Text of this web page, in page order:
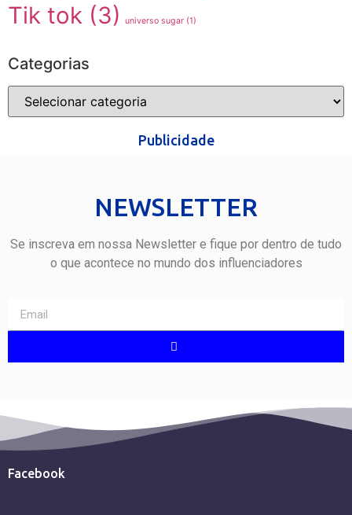
Tik tok (3) universo sugar (1)
Categorias
Publicidade
NEWSLETTER
Se inscreva em nossa Newsletter e fique por dentro de tudo
o que acontece no mundo dos influenciadores
Facebook